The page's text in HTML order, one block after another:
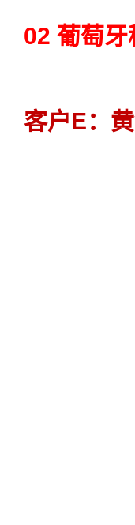
02 葡萄
客户E：